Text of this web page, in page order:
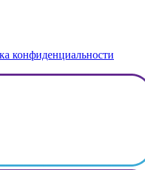
конфиденциальности